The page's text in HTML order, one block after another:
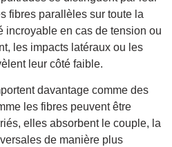
fibres parallèles sur toute la
incroyable en cas de tension ou
les impacts latéraux ou les
leur côté faible.
davantage comme des
les fibres peuvent être
elles absorbent le couple, la
de manière plus